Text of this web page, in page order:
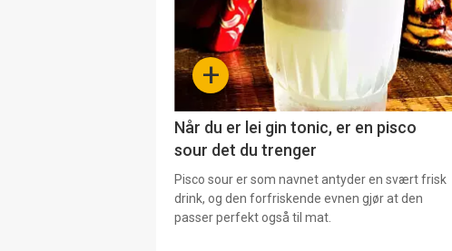
+
Når du er lei gin tonic, er en pisco
sour det du trenger
Pisco sour er som navnet antyder en svært frisk
drink, og den forfriskende evnen gjør at den
passer perfekt også til mat.